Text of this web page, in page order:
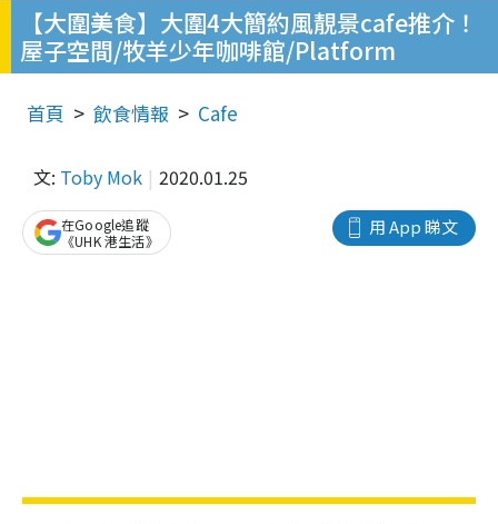
【大圍美食】大圍4大簡約風靚景cafe推介！
屋子空間/牧羊少年咖啡館/Platform
首頁 飲食情報 Cafe
文: Toby Mok 2020.01.25
用 App 睇文
在Google追蹤
《UHK 港生活》